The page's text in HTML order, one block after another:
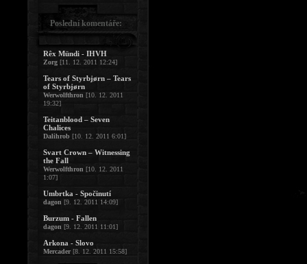
Poslední komentáře:
Rêx Mündi - IHVH
Zorg [11. 12. 2011 12:24]
Tears of Styrbjørn – Tears
of Styrbjørn
Werwolfthron [10. 12. 2011
19:32]
Teitanblood – Seven
Chalices
Dalihrob [10. 12. 2011 6:01]
Svart Crown – Witnessing
the Fall
Werwolfthron [10. 12. 2011
1:07]
Umbrtka - Spočinutí
dagon [9. 12. 2011 14:09]
Burzum - Fallen
dagon [9. 12. 2011 11:01]
Arkona - Slovo
Mercader[8. 12. 2011 15:58]